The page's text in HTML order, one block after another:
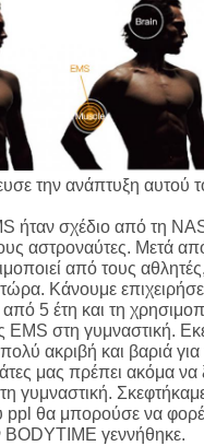
την ανάπτυξη αυτού
ήταν σχέδιο από τη
αστροναύτες. Μετά
από τους
Κάνουμε
5 έτη και τη
EMS στη γυμναστική.
ακριβή και βαριά
μας πρέπει ακόμα να
γυμναστική. Σκεφτήκαμε
ppl θα μπορούσε να
BODYTIME γεννήθηκε.